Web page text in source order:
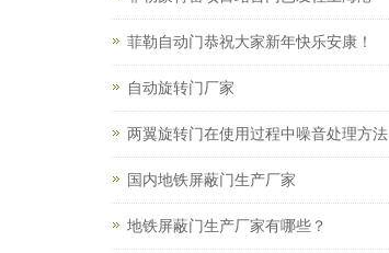
菲勒自动门恭祝大家新年快乐安康！
自动旋转门厂家
两翼旋转门在使用过程中噪音处理方法
国内地铁屏蔽门生产厂家
地铁屏蔽门生产厂家有哪些？